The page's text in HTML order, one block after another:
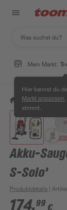
Mein Markt:
Hier kannst du
Markt anpassen
stimmt.
/ Werkstatt &
Akku-
S-Solo'
Produktdetails |
174,99 €